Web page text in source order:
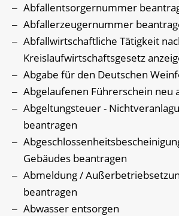
Abfallentsorgernummer
Abfallerzeugernummer
Abfallwirtschaftliche Tätigkeit
Kreislaufwirtschaftsgesetz
Abgabe für den Deutschen
Abgelaufenen Führerschein neu
Abgeltungsteuer -
beantragen
Gebäudes beantragen
Abmeldung /
beantragen
Abwasser entsorgen